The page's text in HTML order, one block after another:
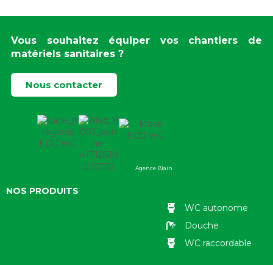
Vous souhaitez équiper vos chantiers de
matériels sanitaires ?
Nous contacter
Agence Blain
NOS PRODUITS
WC autonome
Douche
WC raccordable